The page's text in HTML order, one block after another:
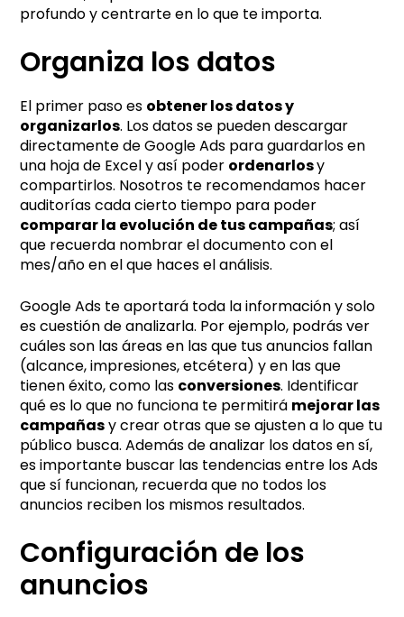
profundo y centrarte en lo que te importa.
Organiza los datos
El primer paso es obtener los datos y
organizarlos. Los datos se pueden descargar
directamente de Google Ads para guardarlos en
una hoja de Excel y así poder ordenarlosy
compartirlos. Nosotros te recomendamos hacer
auditorías cada cierto tiempo para poder
comparar la evolución de tus campañas; así
que recuerda nombrar el documento con el
mes/año en el que haces el análisis.
Google Ads te aportará toda la información y solo
es cuestión de analizarla. Por ejemplo, podrás ver
cuáles son las áreas en las que tus anuncios fallan
(alcance, impresiones, etcétera) y en las que
tienen éxito, como las conversiones. Identificar
qué es lo que no funciona te permitirá mejorar las
campañasy crear otras que se ajusten a lo que tu
público busca. Además de analizar los datos en sí,
es importante buscar las tendencias entre los Ads
que sí funcionan, recuerda que no todos los
anuncios reciben los mismos resultados.
Configuración de los
anuncios